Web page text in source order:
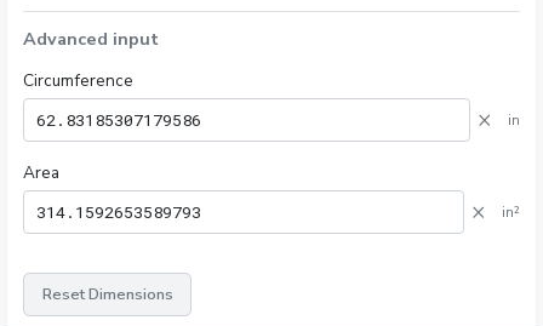
Advanced input
Circumference
× in
Area
× in²
Reset Dimensions